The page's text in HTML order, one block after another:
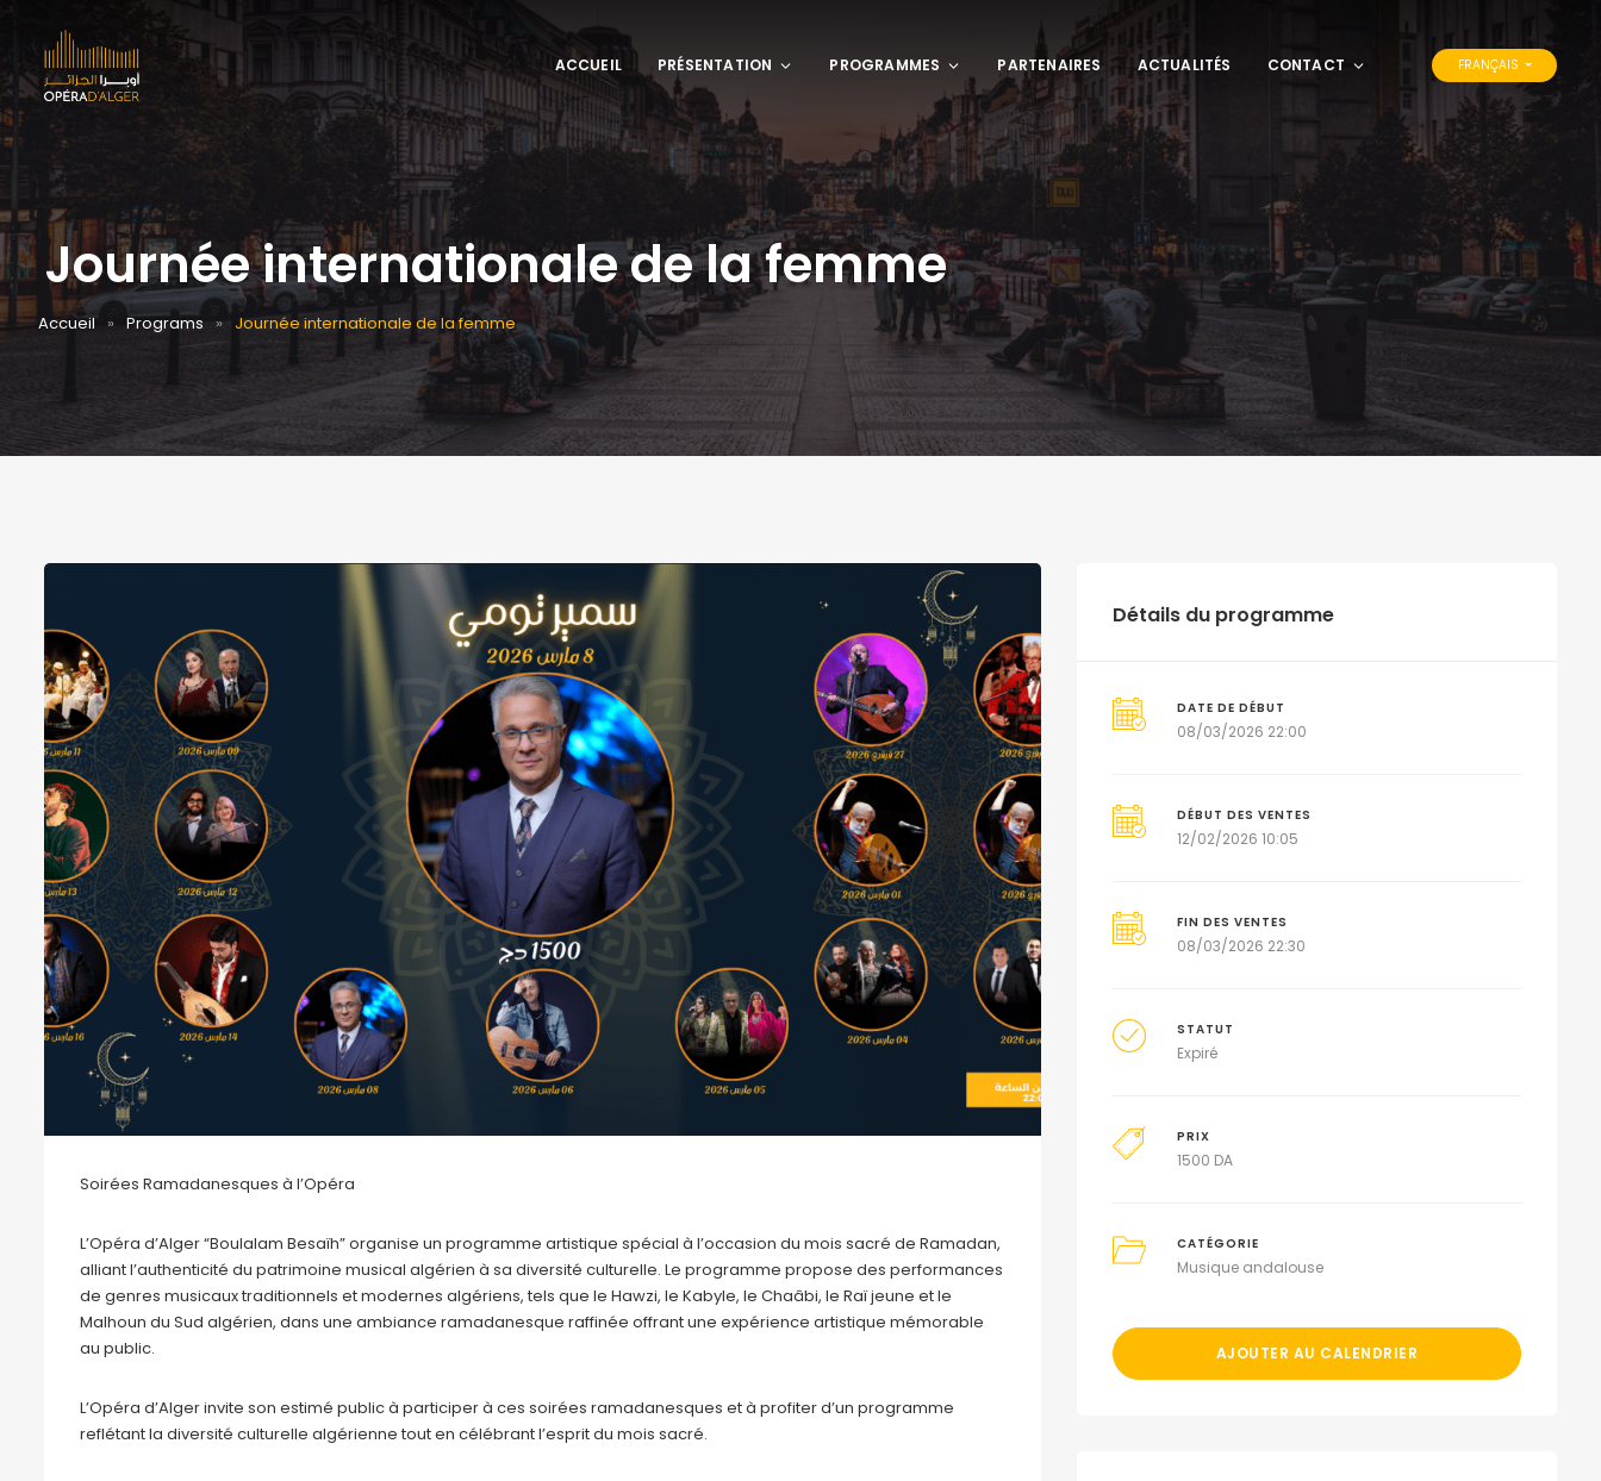
ACCUEIL PRÉSENTATION PROGRAMMES PARTENAIRES ACTUALITÉS CONTACT FRANÇAIS
Journée internationale de la femme
Accueil Programs Journée internationale de la femme
Soirées Ramadanesques à l’Opéra
L’Opéra d’Alger “Boulalam Besaïh” organise un programme artistique spécial à l’occasion du mois sacré de Ramadan,
alliant l’authenticité du patrimoine musical algérien à sa diversité culturelle. Le programme propose des performances
de genres musicaux traditionnels et modernes algériens, tels que le Hawzi, le Kabyle, le Chaâbi, le Raï jeune et le
Malhoun du Sud algérien, dans une ambiance ramadanesque raffinée offrant une expérience artistique mémorable
au public.
L’Opéra d’Alger invite son estimé public à participer à ces soirées ramadanesques et à profiter d’un programme
reflétant la diversité culturelle algérienne tout en célébrant l’esprit du mois sacré.
Détails du programme
DATE DE DÉBUT
08/03/2026 22:00
DÉBUT DES VENTES
12/02/2026 10:05
FIN DES VENTES
08/03/2026 22:30
STATUT
Expiré
PRIX
1500 DA
CATÉGORIE
Musique andalouse
AJOUTER AU CALENDRIER